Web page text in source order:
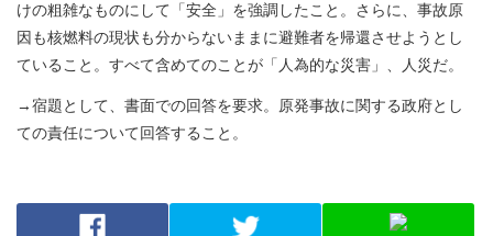
けの粗雑なものにして「安全」を強調したこと。さらに、事故原
因も核燃料の現状も分からないままに避難者を帰還させようとし
ていること。すべて含めてのことが「人為的な災害」、人災だ。
→宿題として、書面での回答を要求。原発事故に関する政府とし
ての責任について回答すること。